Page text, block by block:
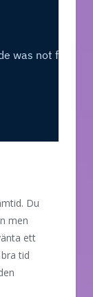
Du
men
ett
tid